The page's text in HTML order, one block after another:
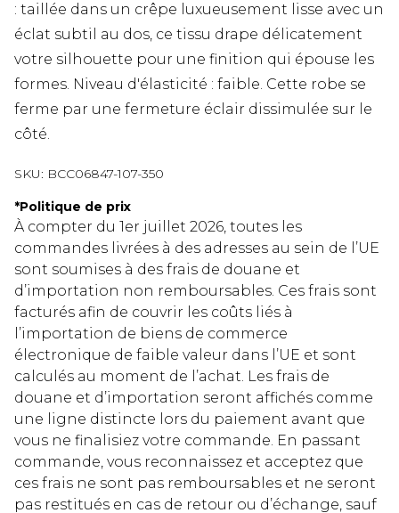
: taillée dans un crêpe luxueusement lisse avec un
éclat subtil au dos, ce tissu drape délicatement
votre silhouette pour une finition qui épouse les
formes. Niveau d'élasticité : faible. Cette robe se
ferme par une fermeture éclair dissimulée sur le
côté.
SKU: BCC06847-107-350
*Politique de prix
À compter du 1er juillet 2026, toutes les
commandes livrées à des adresses au sein de l’UE
sont soumises à des frais de douane et
d’importation non remboursables. Ces frais sont
facturés afin de couvrir les coûts liés à
l’importation de biens de commerce
électronique de faible valeur dans l’UE et sont
calculés au moment de l’achat. Les frais de
douane et d’importation seront affichés comme
une ligne distincte lors du paiement avant que
vous ne finalisiez votre commande. En passant
commande, vous reconnaissez et acceptez que
ces frais ne sont pas remboursables et ne seront
pas restitués en cas de retour ou d’échange, sauf